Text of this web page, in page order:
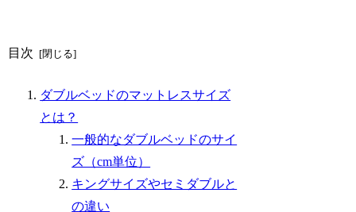
目次
ダブルベッドのマットレスサイズ
とは？
一般的なダブルベッドのサイ
ズ（cm単位）
キングサイズやセミダブルと
の違い